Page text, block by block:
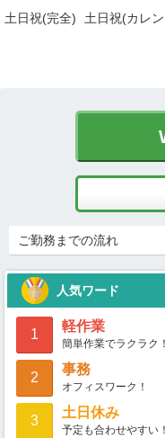
土日祝(完全)
土日祝(カレ
ご勤務までの流れ
人気ワード
1
軽作業
簡単作業でラクラク！
2
事務
オフィスワーク！
3
土日休み
予定も合わせやすい！